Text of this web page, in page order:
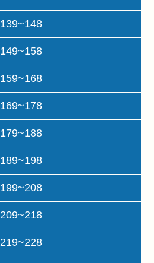
139~148
149~158
159~168
169~178
179~188
189~198
199~208
209~218
219~228